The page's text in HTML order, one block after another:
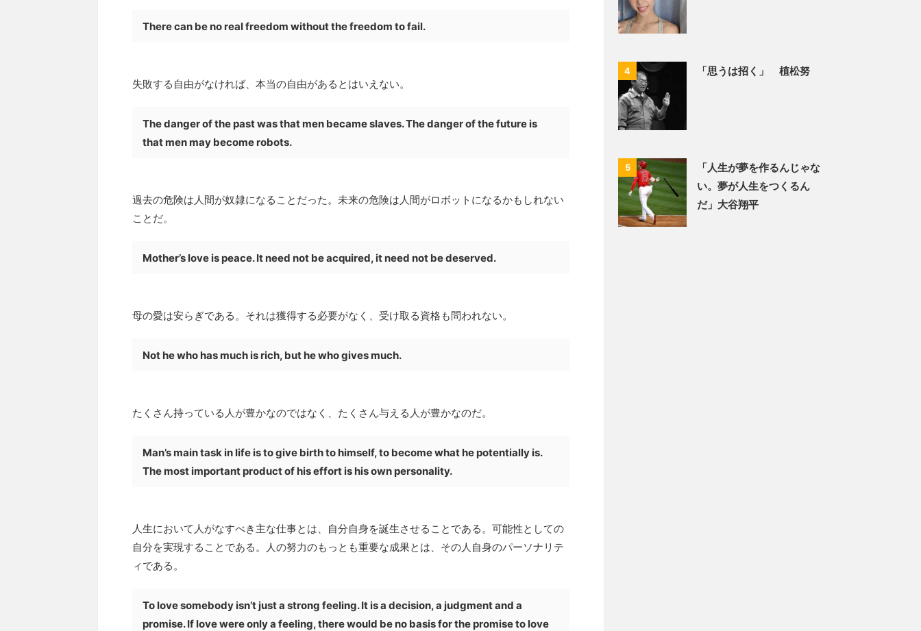
There can be no real freedom without the freedom to fail.
失敗する自由がなければ、本当の自由があるとはいえない。
The danger of the past was that men became slaves. The danger of the future is
that men may become robots.
過去の危険は人間が奴隷になることだった。未来の危険は人間がロボットになるかもしれない
ことだ。
Mother’s love is peace. It need not be acquired, it need not be deserved.
母の愛は安らぎである。それは獲得する必要がなく、受け取る資格も問われない。
Not he who has much is rich, but he who gives much.
たくさん持っている人が豊かなのではなく、たくさん与える人が豊かなのだ。
Man’s main task in life is to give birth to himself, to become what he potentially is.
The most important product of his effort is his own personality.
人生において人がなすべき主な仕事とは、自分自身を誕生させることである。可能性としての
自分を実現することである。人の努力のもっとも重要な成果とは、その人自身のパーソナリテ
ィである。
To love somebody isn’t just a strong feeling. It is a decision, a judgment and a
promise. If love were only a feeling, there would be no basis for the promise to love
4 「思うは招く」 植松努
5
「人生が夢を作るんじゃな
い。夢が人生をつくるん
だ」大谷翔平